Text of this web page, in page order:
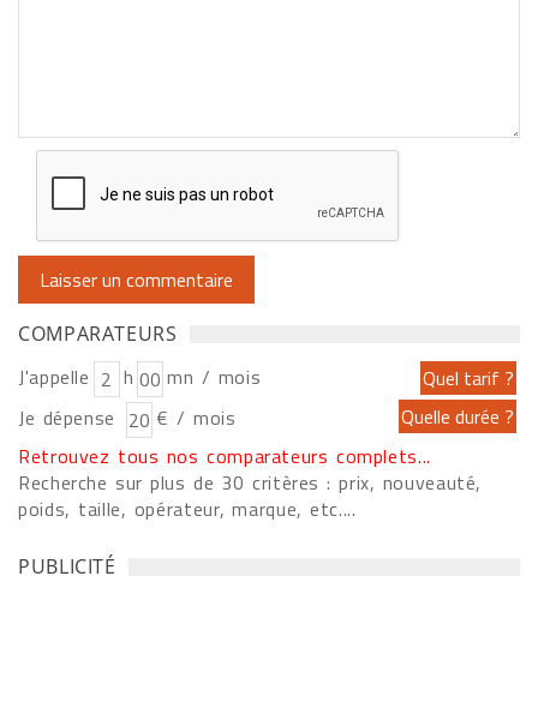
COMPARATEURS
J'appelle h
mn / mois
Je dépense
€ / mois
Retrouvez tous nos comparateurs complets...
Recherche sur plus de 30 critères : prix, nouveauté,
poids, taille, opérateur, marque, etc....
PUBLICITÉ